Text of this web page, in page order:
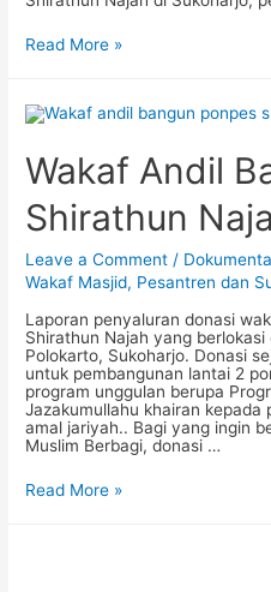
Laporan
Berbagi:
Read More »
Wakaf Andil
Shirathun
Leave a Comment /
Wakaf Masjid, Pesantren dan
Laporan penyaluran donasi
Shirathun Najah yang
Polokarto, Sukoharjo. Donasi
untuk pembangunan lantai 2
program unggulan berupa
Jazakumullahu khairan kepada
amal jariyah.. Bagi yang ingin
Muslim Berbagi, donasi …
Wakaf
Read More »